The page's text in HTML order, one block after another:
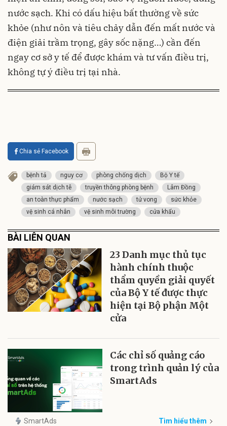
nước sạch. Khi có dấu hiệu bất thường về sức
khỏe (như nôn và tiêu chảy dẫn đến mất nước và
điện giải trầm trọng, gây sốc nặng…) cần đến
ngay cơ sở y tế để được khám và tư vấn điều trị,
không tự ý điều trị tại nhà.
Chia sẻ Facebook
bệnh tả nguy cơ phòng chống dịch
Bộ Y tế
giám sát dịch tễ
truyền thông phòng bệnh
Lâm Đồng
an toàn thực phẩm
nước sạch tử vong
sức khỏe
vệ sinh cá nhân
vệ sinh môi trường cửa khẩu
BÀI LIÊN QUAN
23 Danh mục thủ tục
hành chính thuộc
thẩm quyền giải quyết
của Bộ Y tế được thực
hiện tại Bộ phận Một
cửa
Các chỉ số quảng cáo
trong trình quản lý của
SmartAds
SmartAds Tìm hiểu thêm